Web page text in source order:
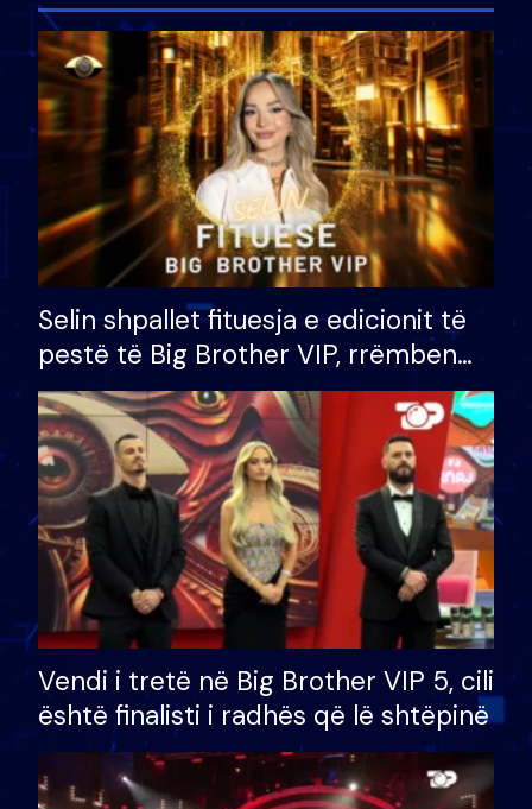
Selin shpallet fituesja e edicionit të
pestë të Big Brother VIP, rrëmben
çmimin e madh prej 100 mijë eurosh
Vendi i tretë në Big Brother VIP 5, cili
është finalisti i radhës që lë shtëpinë